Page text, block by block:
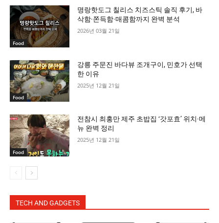
Food
명랑핫도그 칠리스 치즈스틱 솔직 후기, 바
삭함·쫀득함·매콤함까지 완벽 분석
2026년 03월 21일
Food
강릉 주문진 바다뷰 조개구이, 민호가 선택
한 이유
2025년 12월 21일
Food
전참시 최홍만 제주 초밥집 ‘갓포효’ 위치·메
뉴 완벽 정리
2025년 12월 21일
TECH AND GADGETS